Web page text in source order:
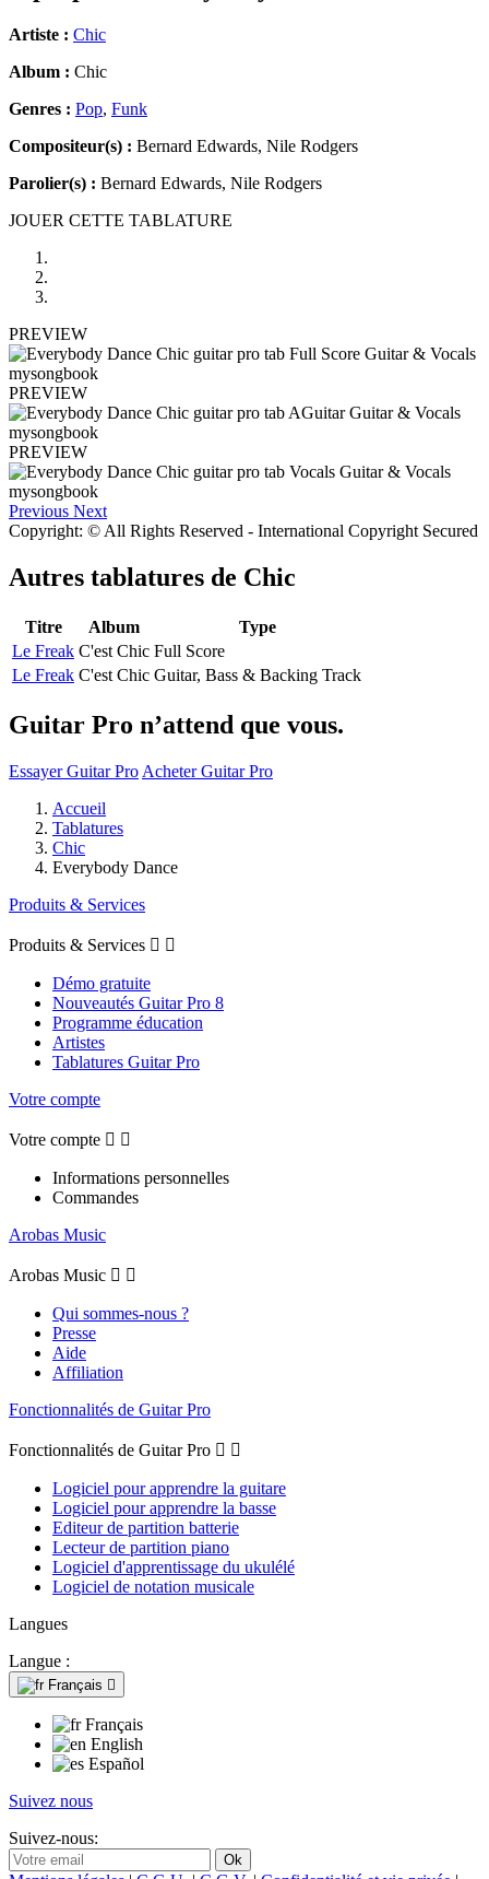
Artiste : Chic
Album : Chic
Genres : Pop, Funk
Compositeur(s) : Bernard Edwards, Nile Rodgers
Parolier(s) : Bernard Edwards, Nile Rodgers
JOUER CETTE TABLATURE
PREVIEW
PREVIEW
PREVIEW
Previous Next
Copyright: © All Rights Reserved - International Copyright Secured
Autres tablatures de Chic
Titre Album
Type
Le Freak C'est Chic Full Score
Le Freak C'est Chic Guitar, Bass & Backing Track
Guitar Pro n’attend que vous.
Essayer Guitar Pro Acheter Guitar Pro
Accueil
Tablatures
Chic
Everybody Dance
Produits & Services
Produits & Services  
Démo gratuite
Nouveautés Guitar Pro 8
Programme éducation
Artistes
Tablatures Guitar Pro
Votre compte
Votre compte  
Informations personnelles
Commandes
Arobas Music
Arobas Music  
Qui sommes-nous ?
Presse
Aide
Affiliation
Fonctionnalités de Guitar Pro
Fonctionnalités de Guitar Pro  
Logiciel pour apprendre la guitare
Logiciel pour apprendre la basse
Editeur de partition batterie
Lecteur de partition piano
Logiciel d'apprentissage du ukulélé
Logiciel de notation musicale
Langues
Langue :
Français 
Français
English
Español
Suivez nous
Suivez-nous: